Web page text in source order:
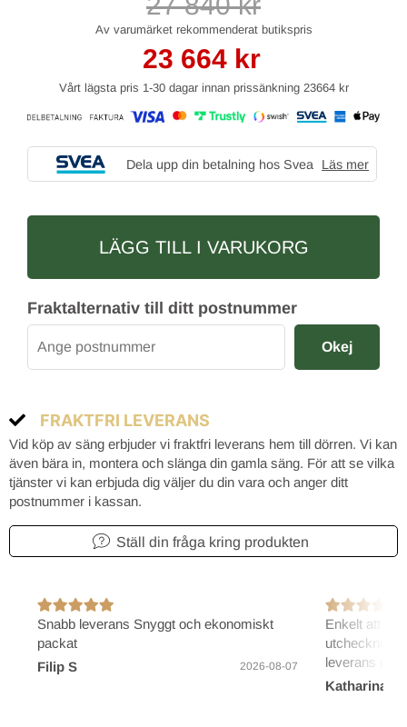
Snabb leverans Snyggt och ekonomiskt
packat
Filip S
2026-08-07
Enkelt att
utcheckning/
leverans på
Katharina B
23 664kr
Vårt lägsta pris 1-30 dagar innan prissänkning 23664 kr
Dela upp din betalning hos Svea Läs mer
LÄGG TILL I VARUKORG
Fraktalternativ till ditt postnummer
Okej
FRAKTFRI LEVERANS
Vid köp av säng erbjuder vi fraktfri leverans hem till dörren. Vi kan
även bära in, montera och slänga din gamla säng. För att se vilka
tjänster vi kan erbjuda dig väljer du din vara och anger ditt
postnummer i kassan.
Ställ din fråga kring produkten